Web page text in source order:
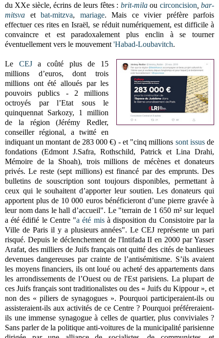
du XXe siècle, écrins de leurs fêtes : brit-mila ou circoncision ,bar-
mitsva
et bat-mitzva, mariage. Mais ce vivier préfère parfois
effectuer ces rites en Israël, se réduit numériquement, est difficile à
convaincre et est paradoxalement plus enclin à se tourner
éventuellement vers le mouvement 'Habad-Loubavitch.
Le CEJa coûté plus de 15
millions d’euros, dont trois
millions ont été alloués par les
pouvoirs publics - 2 millions
octroyés par l’Etat sous le
quinquennat Sarkozy, 1 million
de la région (Jérémy Redler,
conseiller régional, a twitté en
indiquant un montant de 283 000 €) - et "cinq millions sont issusde
fondations (Edmont J.Safra, Rothschild, Patrick et Lina Drahi,
Mémoire de la Shoah), trois millions de mécènes et donateurs
privés. Le reste (sept millions) est financé par des emprunts. Des
bulletins de souscription sont toujours disponibles, permettant à
ceux qui le souhaitent d’apporter leur soutien. Les donateurs qui
apportent plus de 10 000 euros bénéficieront d’une pierre gravée à
leur nom dans le hall d’accueil". Le "terrain de 1 650 m² sur lequel
a été édifié le Centre "a été misà disposition du Consistoire par la
Ville de Paris il y a plusieurs années". Le CEJ représente un pari
risqué. Depuis le déclenchement de l'Intifada II en 2000 par Yasser
Arafat, des milliers de Juifs français ont quitté des cités de banlieues
devenues dangereuses par crainte de l’antisémitisme. S’ils avaient
les moyens financiers, ils ont loué ou acheté des appartements dans
les arrondissements de l’Ouest ou de l'Est parisiens. La plupart de
ces Juifs français sont traditionalistes ou des « Juifs du Kippour », et
non des « piliers de synagogues ». Pourquoi participeraient-ils ou
assisteraient-ils aux activités de ce Centre ? Pourquoi préféreraient-
ils une immense synagogue à celles de quartier, plus conviviales ?
Sans parler de la politique anti-voitures de la municipalité parisienne